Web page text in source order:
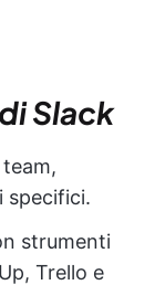
Slack
specifici.
strumenti
Trello e